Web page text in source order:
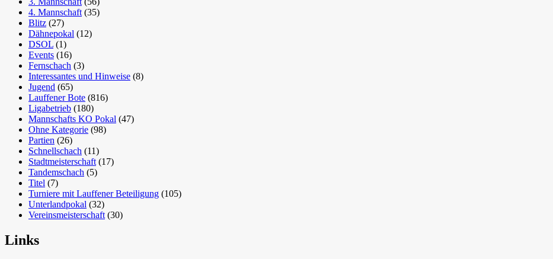
4. Mannschaft (35)
Blitz (27)
Dähnepokal (12)
DSOL (1)
Events (16)
Fernschach (3)
Interessantes und Hinweise (8)
Jugend (65)
Lauffener Bote (816)
Ligabetrieb (180)
Mannschafts KO Pokal (47)
Ohne Kategorie (98)
Partien (26)
Schnellschach (11)
Stadtmeisterschaft (17)
Tandemschach (5)
Titel (7)
Turniere mit Lauffener Beteiligung (105)
Unterlandpokal (32)
Vereinsmeisterschaft (30)
Links